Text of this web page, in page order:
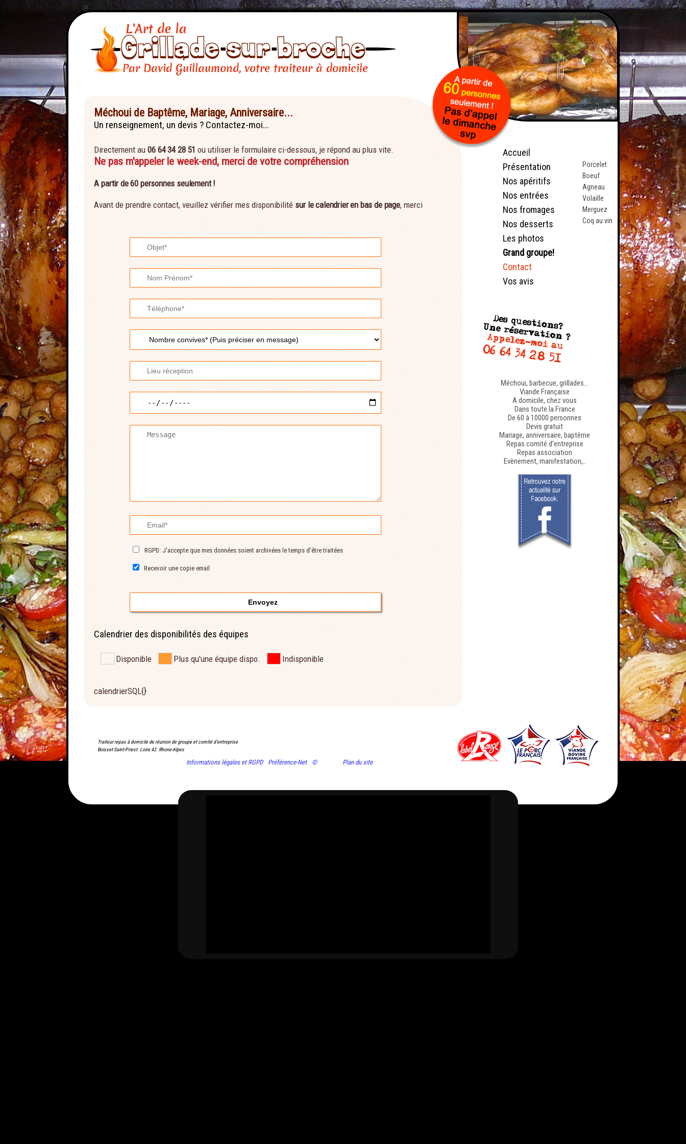
Accueil
Présentation
Nos apéritifs
Nos entrées
Nos fromages
Nos desserts
Les photos
Porcelet
Boeuf
Agneau
Volaille
Merguez
Coq au vin
Grand groupe!
Contact
Vos avis
Méchoui, barbecue, grillades...
Viande Française
A domicile, chez vous
Dans toute la France
De 60 à 10000 personnes
Devis gratuit
Mariage, anniversaire, baptême
Repas comité d'entreprise
Repas association
Evènement, manifestation,..
Méchoui de Baptême, Mariage, Anniversaire...
Un renseignement, un devis ? Contactez-moi...
Directement au06 64 34 28 51ou utiliser le formulaire ci-dessous, je répond au plus vite.
Ne pas m'appeler le week-end, merci de votre compréhension
A partir de 60 personnes seulement !
Avant de prendre contact, veuillez vérifier mes disponibilitésur le calendrier en bas de page, merci
RGPD: J'accepte que mes données soient archivées le temps d'être traitées
Recevoir une copie email
Calendrier des disponibilités des équipes
Disponible Plus qu'une équipe dispo. Indisponible
calendrierSQL{}
Traiteur repas à domicile de réunion de groupe et comité d'entreprise
Boisset-Saint-Priest. Loire 42. Rhone-Alpes
Informations légales et RGPD Préférence-Net © Plan du site